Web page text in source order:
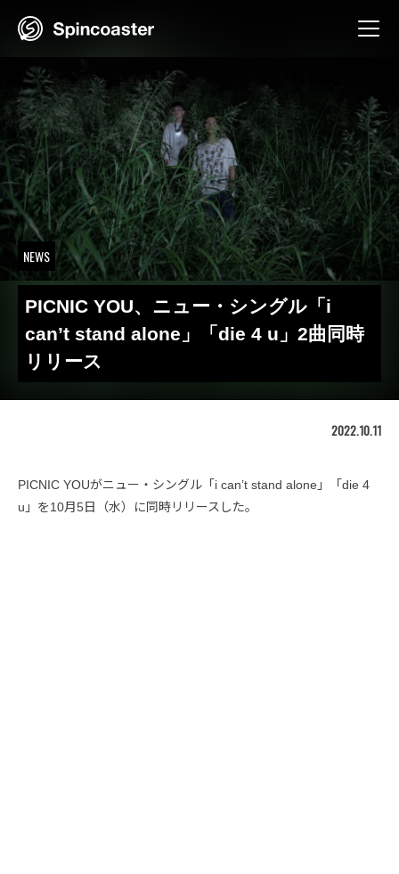
NEWS
PICNIC YOU、ニュー・シングル「i
can’t stand alone」「die 4 u」2曲同時
リリース
2022.10.11
PICNIC YOUがニュー・シングル「i can’t stand alone」「die 4
u」を10月5日（水）に同時リリースした。